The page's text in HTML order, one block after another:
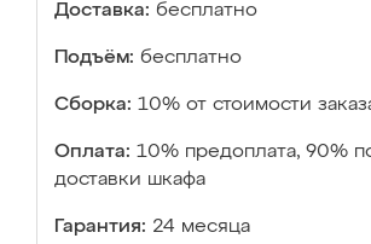
Доставка: бесплатно
Подъём: бесплатно
Сборка: 10% от стоимости
Оплата: 10% предоплата, 90%
доставки шкафа
Гарантия: 24 месяца